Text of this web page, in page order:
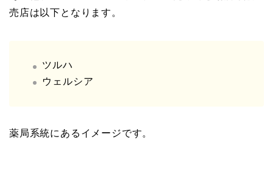
売店は以下となります。
ツルハ
ウェルシア
薬局系統にあるイメージです。